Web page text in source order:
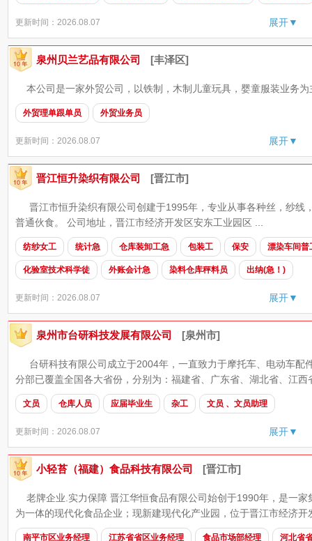
更新时间：2026.08.07 展开▼
泉州贝兰艺品有限公司 [丰泽区]
本公司是一家外贸公司，以铁制，木制儿童玩具，婴童服装业务
外贸理单跟单员 外贸业务员
更新时间：2026.08.07 展开▼
晋江恒升染织有限公司 [晋江市]
晋江市恒升染织有限公司创建于1995年，专业从事各种丝，纱线
普通伙食。 公司地址，晋江市经济开发区安东工业园区 ...
纺纱女工 统计急 仓库装卸工急 包装工 保安 漂染车间普
化验室技术科学徒 外账会计急 染料仓库秤料员 出纳(急！)
更新时间：2026.08.07 展开▼
泉州市台研科技发展有限公司 [泉州市]
台研科技有限公司成立于2004年，一直致力于摩托车、电动车配
分部已覆盖全国各大省份，分别为：福建省、广东省、湖北省、江
文员 仓库人员 应届毕业生 杂工 文员 、文员助理
更新时间：2026.08.07 展开▼
小轻苔（福建）食品科技有限公司 [晋江市]
老牌企业.实力保障 晋江华恒食品有限公司始创于1990年，是一
为一体的现代化食品企业；现新建现代化产业园，位于晋江市经济
南平市区业务经理 江苏省省区业务经理 食品市场部经理 河北省